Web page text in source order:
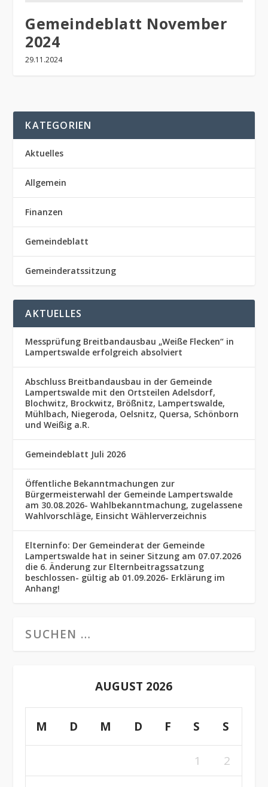
Gemeindeblatt November
2024
29.11.2024
KATEGORIEN
Aktuelles
Allgemein
Finanzen
Gemeindeblatt
Gemeinderatssitzung
AKTUELLES
Messprüfung Breitbandausbau „Weiße Flecken“ in
Lampertswalde erfolgreich absolviert
Abschluss Breitbandausbau in der Gemeinde
Lampertswalde mit den Ortsteilen Adelsdorf,
Blochwitz, Brockwitz, Brößnitz, Lampertswalde,
Mühlbach, Niegeroda, Oelsnitz, Quersa, Schönborn
und Weißig a.R.
Gemeindeblatt Juli 2026
Öffentliche Bekanntmachungen zur
Bürgermeisterwahl der Gemeinde Lampertswalde
am 30.08.2026- Wahlbekanntmachung, zugelassene
Wahlvorschläge, Einsicht Wählerverzeichnis
Elterninfo: Der Gemeinderat der Gemeinde
Lampertswalde hat in seiner Sitzung am 07.07.2026
die 6. Änderung zur Elternbeitragssatzung
beschlossen- gültig ab 01.09.2026- Erklärung im
Anhang!
AUGUST 2026
M D M D F S S
1 2